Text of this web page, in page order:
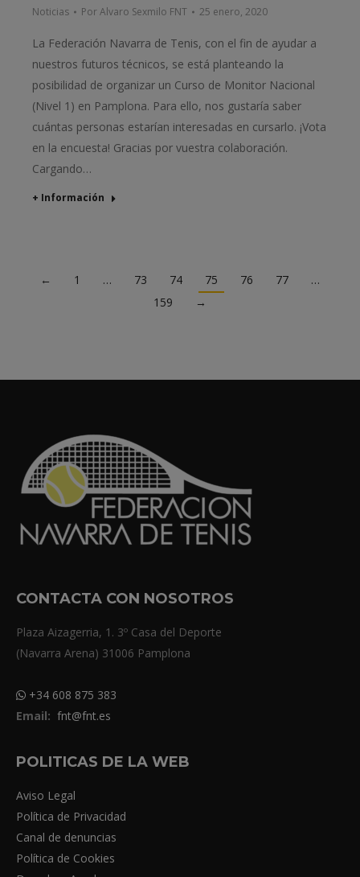
Noticias PorAlvaro Sexmilo FNT 25 enero, 2020
La Federación Navarra de Tenis, con el fin de ayudar a
nuestros futuros técnicos, se está planteando la
posibilidad de organizar un Curso de Monitor Nacional
(Nivel 1) en Pamplona. Para ello, nos gustaría saber
cuántas personas estarían interesadas en cursarlo. ¡Vota
en la encuesta! Gracias por vuestra colaboración.
Cargando…
+ Información
← 1 … 73 74 75 76 77
…
159
→
CONTACTA CON NOSOTROS
Plaza Aizagerria, 1. 3º Casa del Deporte
(Navarra Arena) 31006 Pamplona
+34 608 875 383
Email: fnt@fnt.es
POLITICAS DE LA WEB
Aviso Legal
Política de Privacidad
Canal de denuncias
Política de Cookies